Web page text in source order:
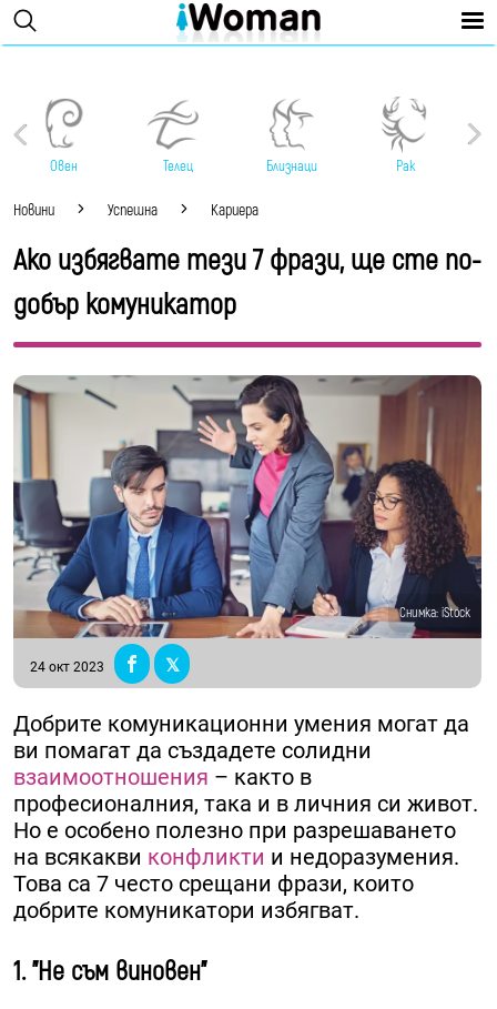
Овен Телец Близнаци Рак
Новини Успешна Кариера
Ако избягвате тези 7 фрази, ще сте по-
добър комуникатор
Снимка: iStock
24 окт 2023
Добрите комуникационни умения могат да
ви помагат да създадете солидни
взаимоотношения – както в
професионалния, така и в личния си живот.
Но е особено полезно при разрешаването
на всякакви конфликти и недоразумения.
Това са 7 често срещани фрази, които
добрите комуникатори избягват.
1. "Не съм виновен"